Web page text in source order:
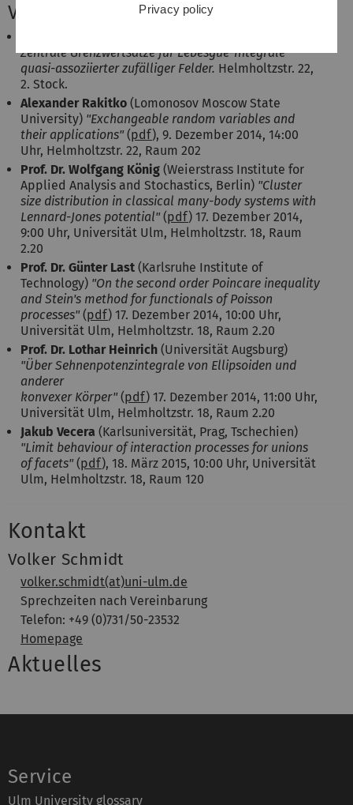
Vorträge
Zentrale Grenzwertsätze für Lebesgue-Integrale
quasi-assoziierter zufälliger Felder. Helmholtzstr. 22,
2. Stock.
Alexander Rakitko (Lomonosov Moscow State
University) "Exchangeable random variables and
their applications"(pdf), 9. Dezember 2014, 14:00
Uhr, Helmholtzstr. 22, Raum 202
Prof. Dr. Wolfgang König (Weierstrass Institute for
Applied Analysis and Stochastics, Berlin) "Cluster
size distribution in classical many-body systems with
Lennard-Jones potential"(pdf) 17. Dezember 2014,
9:00 Uhr, Universität Ulm, Helmholtzstr. 18, Raum
2.20
Prof. Dr. Günter Last (Karlsruhe Institute of
Technology) "On the second order Poincare inequality
and Stein's method for functionals of Poisson
processes"(pdf) 17. Dezember 2014, 10:00 Uhr,
Universität Ulm, Helmholtzstr. 18, Raum 2.20
Prof. Dr. Lothar Heinrich (Universität Augsburg)
"Über Sehnenpotenzintegrale von Ellipsoiden und
anderer
konvexer Körper"(pdf) 17. Dezember 2014, 11:00 Uhr,
Universität Ulm, Helmholtzstr. 18, Raum 2.20
Jakub Vecera (Karlsuniversität, Prag, Tschechien)
"Limit behaviour of interaction processes for unions
of facets"(pdf), 18. März 2015, 10:00 Uhr, Universität
Ulm, Helmholtzstr. 18, Raum 120
Kontakt
Volker Schmidt
volker.schmidt(at)uni-ulm.de
Sprechzeiten nach Vereinbarung
Telefon: +49 (0)731/50-23532
Homepage
Aktuelles
Service
Ulm University glossary
Privacy policy